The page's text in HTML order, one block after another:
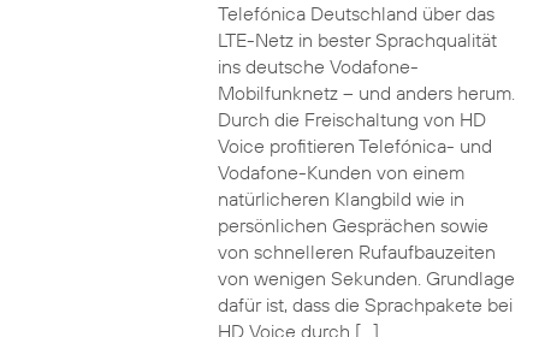
Telefónica Deutschland über das
LTE-Netz in bester Sprachqualität
ins deutsche Vodafone-
Mobilfunknetz – und anders herum.
Durch die Freischaltung von HD
Voice profitieren Telefónica- und
Vodafone-Kunden von einem
natürlicheren Klangbild wie in
persönlichen Gesprächen sowie
von schnelleren Rufaufbauzeiten
von wenigen Sekunden. Grundlage
dafür ist, dass die Sprachpakete bei
HD Voice durch […]